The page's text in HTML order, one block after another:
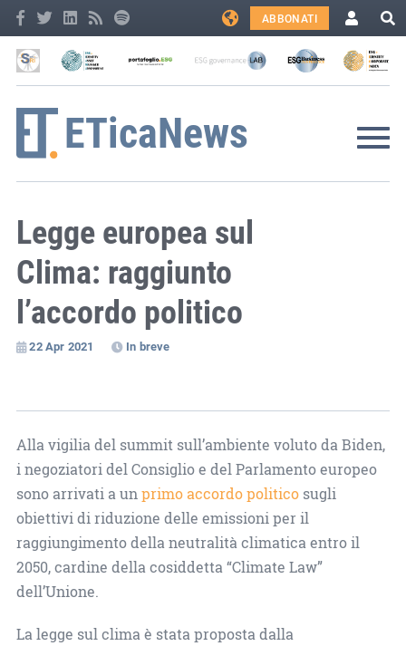
ABBONATI
Legge europea sul
Clima: raggiunto
l’accordo politico
22 Apr 2021 In breve
Alla vigilia del summit sull’ambiente voluto da Biden,
i negoziatori del Consiglio e del Parlamento europeo
sono arrivati a unprimo accordo politicosugli
obiettivi di riduzione delle emissioni per il
raggiungimento della neutralità climatica entro il
2050, cardine della cosiddetta “Climate Law”
dell’Unione.
La legge sul clima è stata proposta dalla